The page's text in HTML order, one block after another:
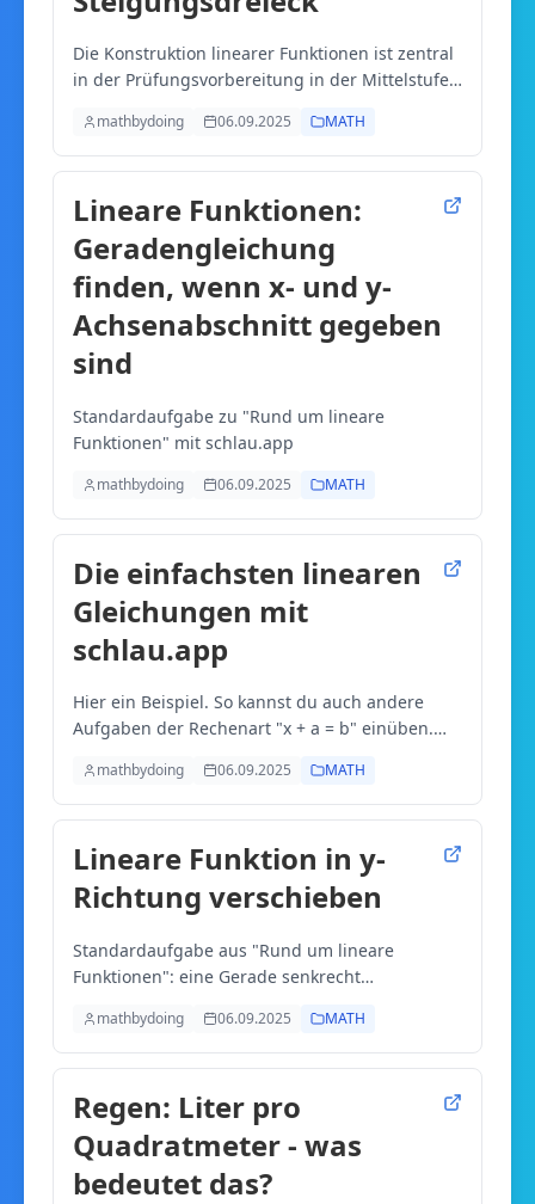
Die Konstruktion linearer Funktionen ist zentral
in der Prüfungsvorbereitung in der Mittelstufe.
Steigung hast, dann besinne dich auf diese
"Anfänger"-Methode. Außerdem: verwende das
mathbydoing 06.09.2025 MATH
Lineare Funktionen:
Geradengleichung
finden, wenn x- und y-
Achsenabschnitt gegeben
sind
Standardaufgabe zu "Rund um lineare
Funktionen" mit schlau.app
mathbydoing 06.09.2025 MATH
Die einfachsten linearen
Gleichungen mit
schlau.app
Hier ein Beispiel. So kannst du auch andere
Aufgaben der Rechenart "x + a = b" einüben.
genutzt. Sie hilft dir, die Schritte besser zu
merken.
mathbydoing 06.09.2025 MATH
Lineare Funktion in y-
Richtung verschieben
Standardaufgabe aus "Rund um lineare
Funktionen": eine Gerade senkrecht
mathbydoing 06.09.2025 MATH
Regen: Liter pro
Quadratmeter - was
bedeutet das?